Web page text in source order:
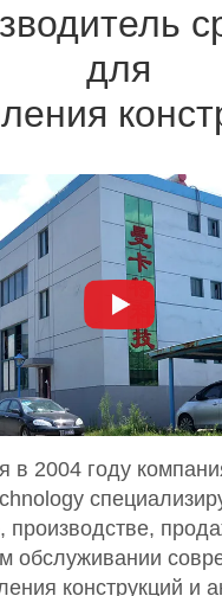
для
в 2004 году
производстве,
обслуживании
конструкций и